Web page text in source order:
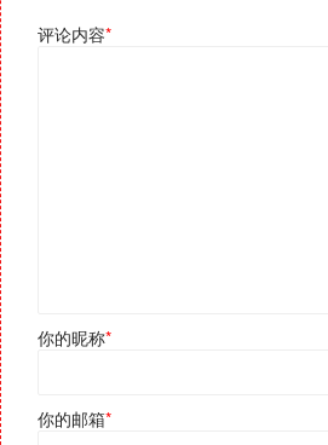
评论内容*
你的昵称*
你的邮箱*